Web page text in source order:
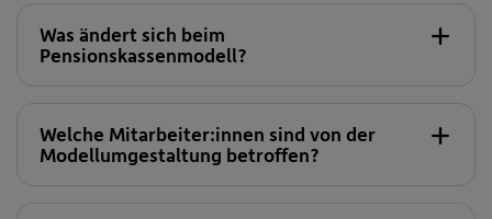
Was ändert sich beim
Pensionskassenmodell?
Mitarbeiter:innen
Welche Mitarbeiter:innen sind von der
Modellumgestaltung betroffen?